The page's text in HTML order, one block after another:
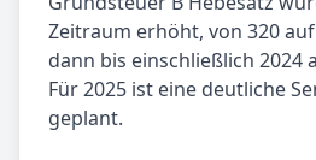
Zeitraum erhöht, von 320
dann bis einschließlich 2024
Für 2025 ist eine deutliche
geplant.